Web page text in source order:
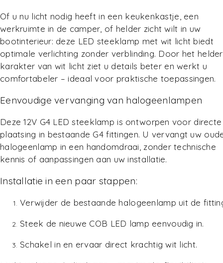
Of u nu licht nodig heeft in een keukenkastje, een
werkruimte in de camper, of helder zicht wilt in uw
bootinterieur: deze LED steeklamp met wit licht biedt
optimale verlichting zonder verblinding. Door het
karakter van wit licht ziet u details beter en werkt u
comfortabeler – ideaal voor praktische toepassingen.
Eenvoudige vervanging van halogeenlampen
Deze 12V G4 LED steeklamp is ontworpen voor directe
plaatsing in bestaande G4 fittingen. U vervangt uw
halogeenlamp in een handomdraai, zonder technische
kennis of aanpassingen aan uw installatie.
Installatie in een paar stappen:
Verwijder de bestaande halogeenlamp uit de
Steek de nieuwe COB LED lamp eenvoudig in.
Schakel in en ervaar direct krachtig wit licht.